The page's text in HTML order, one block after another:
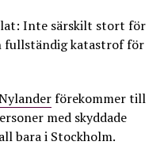
Inte särskilt stort för
fullständig katastrof för
förekommer till
med skyddade
bara i Stockholm.